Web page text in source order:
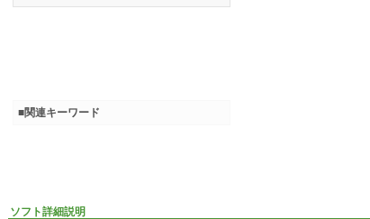
ソフト詳細説明
■関連キーワード